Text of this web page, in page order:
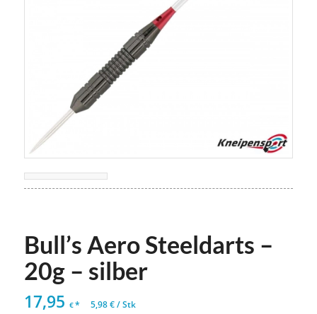
Bull’s Aero Steeldarts –
20g – silber
17,95 €* 5,98€/Stk